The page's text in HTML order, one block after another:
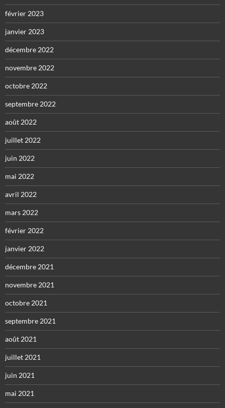
février 2023
janvier 2023
décembre 2022
novembre 2022
octobre 2022
septembre 2022
août 2022
juillet 2022
juin 2022
mai 2022
avril 2022
mars 2022
février 2022
janvier 2022
décembre 2021
novembre 2021
octobre 2021
septembre 2021
août 2021
juillet 2021
juin 2021
mai 2021